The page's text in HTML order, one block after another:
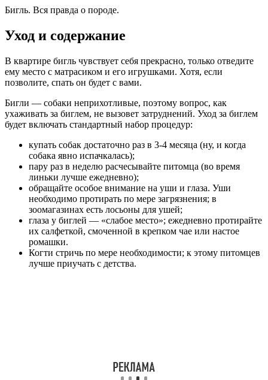
Бигль. Вся правда о породе.
Уход и содержание
В квартире бигль чувствует себя прекрасно, только отведите
ему место с матрасиком и его игрушками. Хотя, если
позволите, спать он будет с вами.
Бигли — собаки неприхотливые, поэтому вопрос, как
ухаживать за биглем, не вызовет затруднений. Уход за биглем
будет включать стандартный набор процедур:
купать собак достаточно раз в 3-4 месяца (ну, и когда
собака явно испачкалась);
пару раз в неделю расчесывайте питомца (во время
линьки лучше ежедневно);
обращайте особое внимание на уши и глаза. Уши
необходимо протирать по мере загрязнения; в
зоомагазинах есть лосьоны для ушей;
глаза у биглей — «слабое место»; ежедневно протирайте
их салфеткой, смоченной в крепком чае или настое
ромашки.
Когти стричь по мере необходимости; к этому питомцев
лучше приучать с детства.